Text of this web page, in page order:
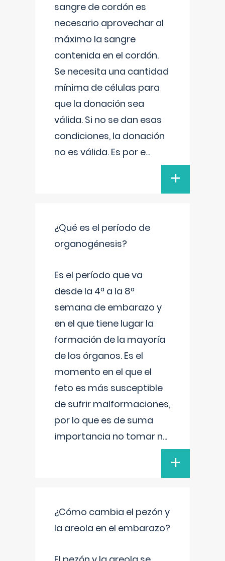
sangre de cordón es
necesario aprovechar al
máximo la sangre
contenida en el cordón.
Se necesita una cantidad
mínima de células para
que la donación sea
válida. Si no se dan esas
condiciones, la donación
no es válida. Es por e...
+
¿Qué es el período de
organogénesis?
Es el período que va
desde la 4ª a la 8ª
semana de embarazo y
en el que tiene lugar la
formación de la mayoría
de los órganos. Es el
momento en el que el
feto es más susceptible
de sufrir malformaciones,
por lo que es de suma
importancia no tomar n...
+
¿Cómo cambia el pezón y
la areola en el embarazo?